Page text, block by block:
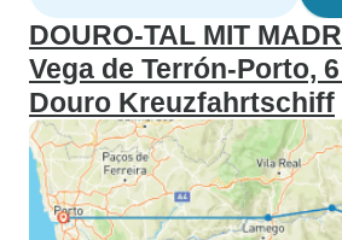
DOURO-TAL MIT
Vega de Terrón-Porto,
Douro Kreuzfahrtschiff